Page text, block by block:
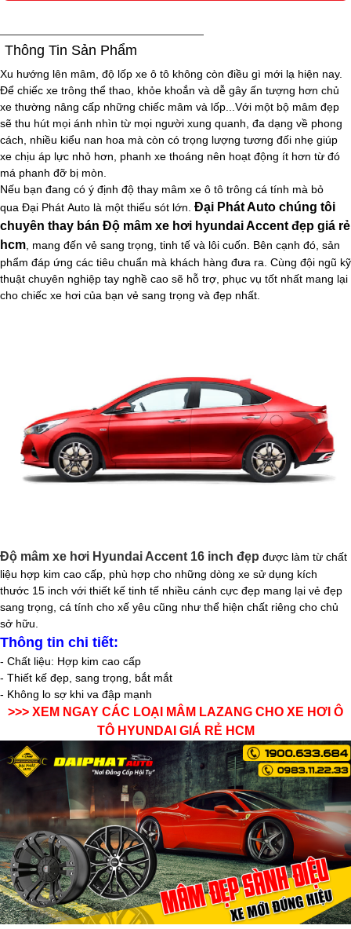
Thông Tin Sản Phẩm
Xu hướng lên mâm, độ lốp xe ô tô không còn điều gì mới lạ hiện nay.
Để chiếc xe trông thể thao, khỏe khoắn và dễ gây ấn tượng hơn chủ
xe thường nâng cấp những chiếc mâm và lốp...Với một bộ mâm đẹp
sẽ thu hút mọi ánh nhìn từ mọi người xung quanh, đa dạng về phong
cách, nhiều kiểu nan hoa mà còn có trọng lượng tương đối nhẹ giúp
xe chịu áp lực nhỏ hơn, phanh xe thoáng nên hoạt động ít hơn từ đó
má phanh đỡ bị mòn.
Nếu bạn đang có ý định độ thay mâm xe ô tô trông cá tính mà bỏ
qua Đại Phát Auto là một thiếu sót lớn. Đại Phát Auto chúng tôi
chuyên thay bán Độ mâm xe hơi hyundai Accent đẹp giá rẻ​
hcm, mang đến vẻ sang trọng, tinh tế và lôi cuốn. Bên cạnh đó, sản
phẩm đáp ứng các tiêu chuẩn mà khách hàng đưa ra. Cùng đội ngũ kỹ
thuật chuyên nghiệp tay nghề cao sẽ hỗ trợ, phục vụ tốt nhất mang lại
cho chiếc xe hơi của bạn vẻ sang trọng và đẹp nhất.
Độ mâm xe hơi Hyundai Accent 16 inch đẹp được làm từ chất
liệu hợp kim cao cấp, phù hợp cho những dòng xe sử dụng kích
thước 15 inch với thiết kế tinh tế nhiều cánh cực đẹp mang lại vẻ đẹp
sang trọng, cá tính cho xế yêu cũng như thể hiện chất riêng cho chủ
sở hữu.
Thông tin chi tiết:
- Chất liệu: Hợp kim cao cấp
- Thiết kế đẹp, sang trọng, bắt mắt
- Không lo sợ khi va đập mạnh
>>> XEM NGAY CÁC LOẠI MÂM LAZANG CHO XE HƠI Ô
TÔ HYUNDAI GIÁ RẺ HCM